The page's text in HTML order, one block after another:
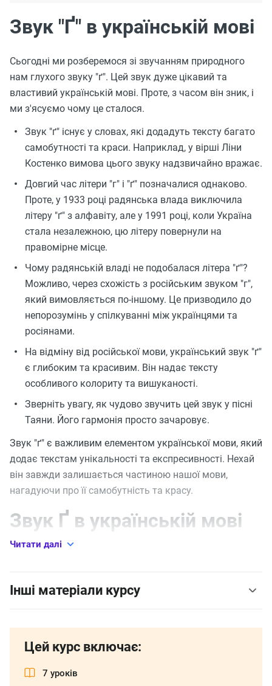
Звук "Ґ" в українській мові
Сьогодні ми розберемося зі звучанням природного
нам глухого звуку "ґ". Цей звук дуже цікавий та
властивий українській мові. Проте, з часом він зник, і
ми з'ясуємо чому це сталося.
Звук "ґ" існує у словах, які додадуть тексту багато
самобутності та краси. Наприклад, у вірші Ліни
Костенко вимова цього звуку надзвичайно вражає.
Довгий час літери "г" і "ґ" позначалися однаково.
Проте, у 1933 році радянська влада виключила
літеру "ґ" з алфавіту, але у 1991 році, коли Україна
стала незалежною, цю літеру повернули на
правомірне місце.
Чому радянській владі не подобалася літера "ґ"?
Можливо, через схожість з російським звуком "г",
який вимовляється по-іншому. Це призводило до
непорозумінь у спілкуванні між українцями та
росіянами.
На відміну від російської мови, український звук "ґ"
є глибоким та красивим. Він надає тексту
особливого колориту та вишуканості.
Зверніть увагу, як чудово звучить цей звук у пісні
Таяни. Його гармонія просто зачаровує.
Звук "ґ" є важливим елементом української мови, який
додає текстам унікальності та експресивності. Нехай
він завжди залишається частиною нашої мови,
нагадуючи про її самобутність та красу.
Звук Ґ в українській мові
грай! Це не для насмішок, а для прикладу. Українська
В українській мові є деякі слова, де звук ґ
вживається перед дзвінкими приголосними.
Читати далі
Інші матеріали курсу
Цей курс включає:
7 уроків